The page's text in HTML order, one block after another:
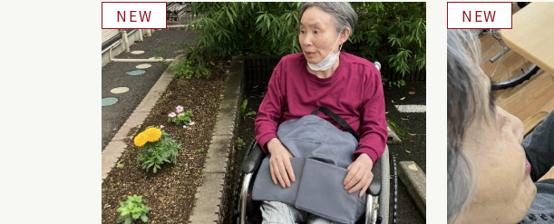
NEW NEW